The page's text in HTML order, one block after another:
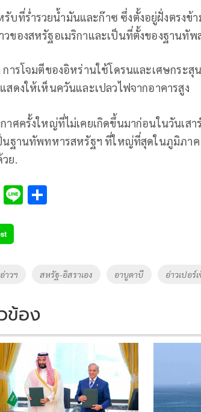
บที่ร่ำรวยน้ำมันและก๊าซ ซึ่งตั้งอยู่ฝั่งตรงข้
วของสหรัฐอเมริกาและเป็นที่ตั้งของฐานทั
การโจมตีของอิหร่านใช้โดรนและเศษกระ
สดงให้เห็นควันและเปลวไฟจากอาคารสูง
าศครั้งใหญ่ที่ไม่เคยเกิดขึ้นมาก่อนในวันเส
นฐานทัพทหารสหรัฐฯ ที่ใหญ่ที่สุดในภูมิภาค
ย.
C Li
าวฯ สหรัฐ-อิสราเอง อาบูดาบี อ่าวเปอร์
ข้อง